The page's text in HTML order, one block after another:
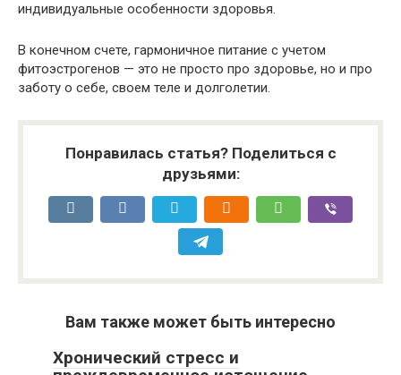
индивидуальные особенности здоровья.
В конечном счете, гармоничное питание с учетом
фитоэстрогенов — это не просто про здоровье, но и про
заботу о себе, своем теле и долголетии.
Понравилась статья? Поделиться с
друзьями:
Вам также может быть интересно
Хронический стресс и